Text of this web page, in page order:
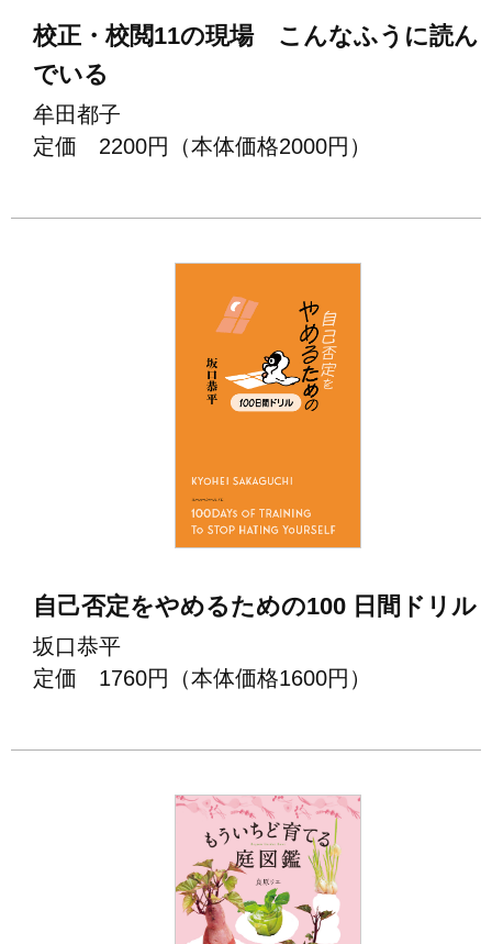
校正・校閲11の現場 こんなふうに読ん
でいる
牟田都子
定価 2200円（本体価格2000円）
⾃⼰否定をやめるための100 ⽇間ドリル
坂⼝恭平
定価 1760円（本体価格1600円）